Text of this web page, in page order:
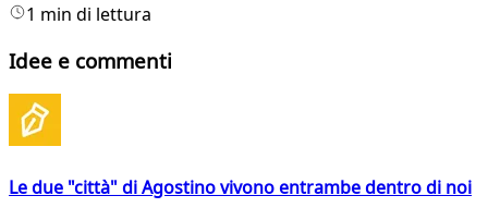
1 min di lettura
Idee e commenti
Le due "città" di Agostino vivono entrambe dentro di noi